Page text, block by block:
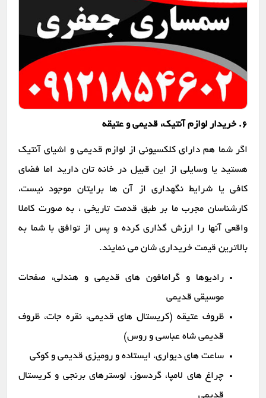
6. خریدار لوازم آنتیک، قدیمی و عتیقه
اگر شما هم دارای کلکسیونی از لوازم قدیمی و اشیای آنتیک
هستید یا وسایلی از این قبیل در خانه تان دارید اما فضای
کافی یا شرایط نگهداری از آن ها برایتان موجود نیست،
کارشناسان مجرب ما بر طبق قدمت تاریخی ، به صورت کاملا
واقعی آنها را ارزش گذاری کرده و پس از توافق با شما به
بالاترین قیمت خریداری شان می نمایند.
رادیوها و گرامافون های قدیمی و هندلی، صفحات
موسیقی قدیمی
ظروف عتیقه (کریستال های قدیمی، نقره جات، ظروف
قدیمی شاه عباسی و روس)
ساعت های دیواری، ایستاده و رومیزی قدیمی و کوکی
چراغ های لامپا، گردسوز، لوسترهای برنجی و کریستال